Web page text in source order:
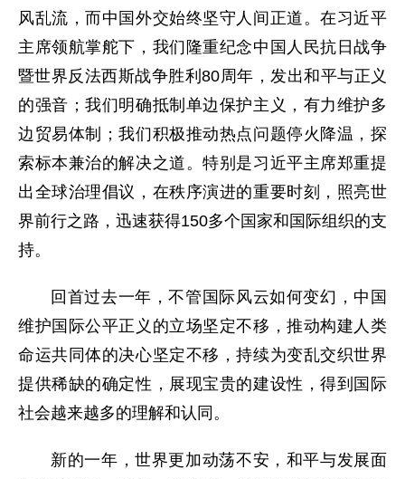
风乱流，而中国外交始终坚守人间正道。在习近平
主席领航掌舵下，我们隆重纪念中国人民抗日战争
暨世界反法西斯战争胜利80周年，发出和平与正义
的强音；我们明确抵制单边保护主义，有力维护多
边贸易体制；我们积极推动热点问题停火降温，探
索标本兼治的解决之道。特别是习近平主席郑重提
出全球治理倡议，在秩序演进的重要时刻，照亮世
界前行之路，迅速获得150多个国家和国际组织的支
持。
回首过去一年，不管国际风云如何变幻，中国
维护国际公平正义的立场坚定不移，推动构建人类
命运共同体的决心坚定不移，持续为变乱交织世界
提供稀缺的确定性，展现宝贵的建设性，得到国际
社会越来越多的理解和认同。
新的一年，世界更加动荡不安，和平与发展面